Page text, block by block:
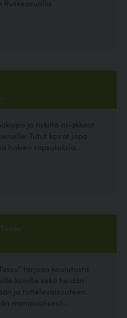
ja tiskiltä asiakkaat
Tutut koirat jopa
hakien rapsutuksia.
tarjoaa koulutusta
koirille sekä heidän
ja tottelevaisuuteen.
monipuolisesti...